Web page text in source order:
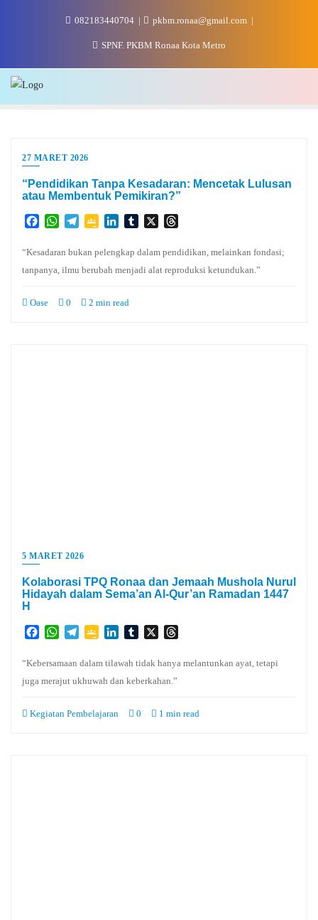
082183440704 pkbm.ronaa@gmail.com
SPNF. PKBM Ronaa Kota Metro
27 MARET 2026
“Pendidikan Tanpa Kesadaran: Mencetak Lulusan
atau Membentuk Pemikiran?”
FacebookWhatsApp
TelegramGoogleLinkedInTumblr
X
“Kesadaran bukan pelengkap dalam pendidikan, melainkan fondasi;
tanpanya, ilmu berubah menjadi alat reproduksi ketundukan.”
Oase 0 2 min read
5 MARET 2026
Kolaborasi TPQ Ronaa dan Jemaah Mushola Nurul
Hidayah dalam Sema’an Al-Qur’an Ramadan 1447
H
FacebookWhatsApp
TelegramGoogleLinkedInTumblr
X
“Kebersamaan dalam tilawah tidak hanya melantunkan ayat, tetapi
juga merajut ukhuwah dan keberkahan.”
Kegiatan Pembelajaran 0 1 min read